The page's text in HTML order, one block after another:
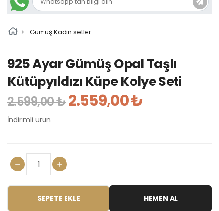
Gümüş Kadin setler
925 Ayar Gümüş Opal Taşlı
Kütüpyıldızı Küpe Kolye Seti
2.599,00 ₺2.559,00 ₺
İndirimli urun
SEPETE EKLE HEMEN AL